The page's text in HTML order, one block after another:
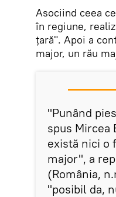
Asociind ceea
în regiune,
țară". Apoi a
major, un rău
"Punând
spus Mircea
există nici o
major", a
(România,
"posibil da,